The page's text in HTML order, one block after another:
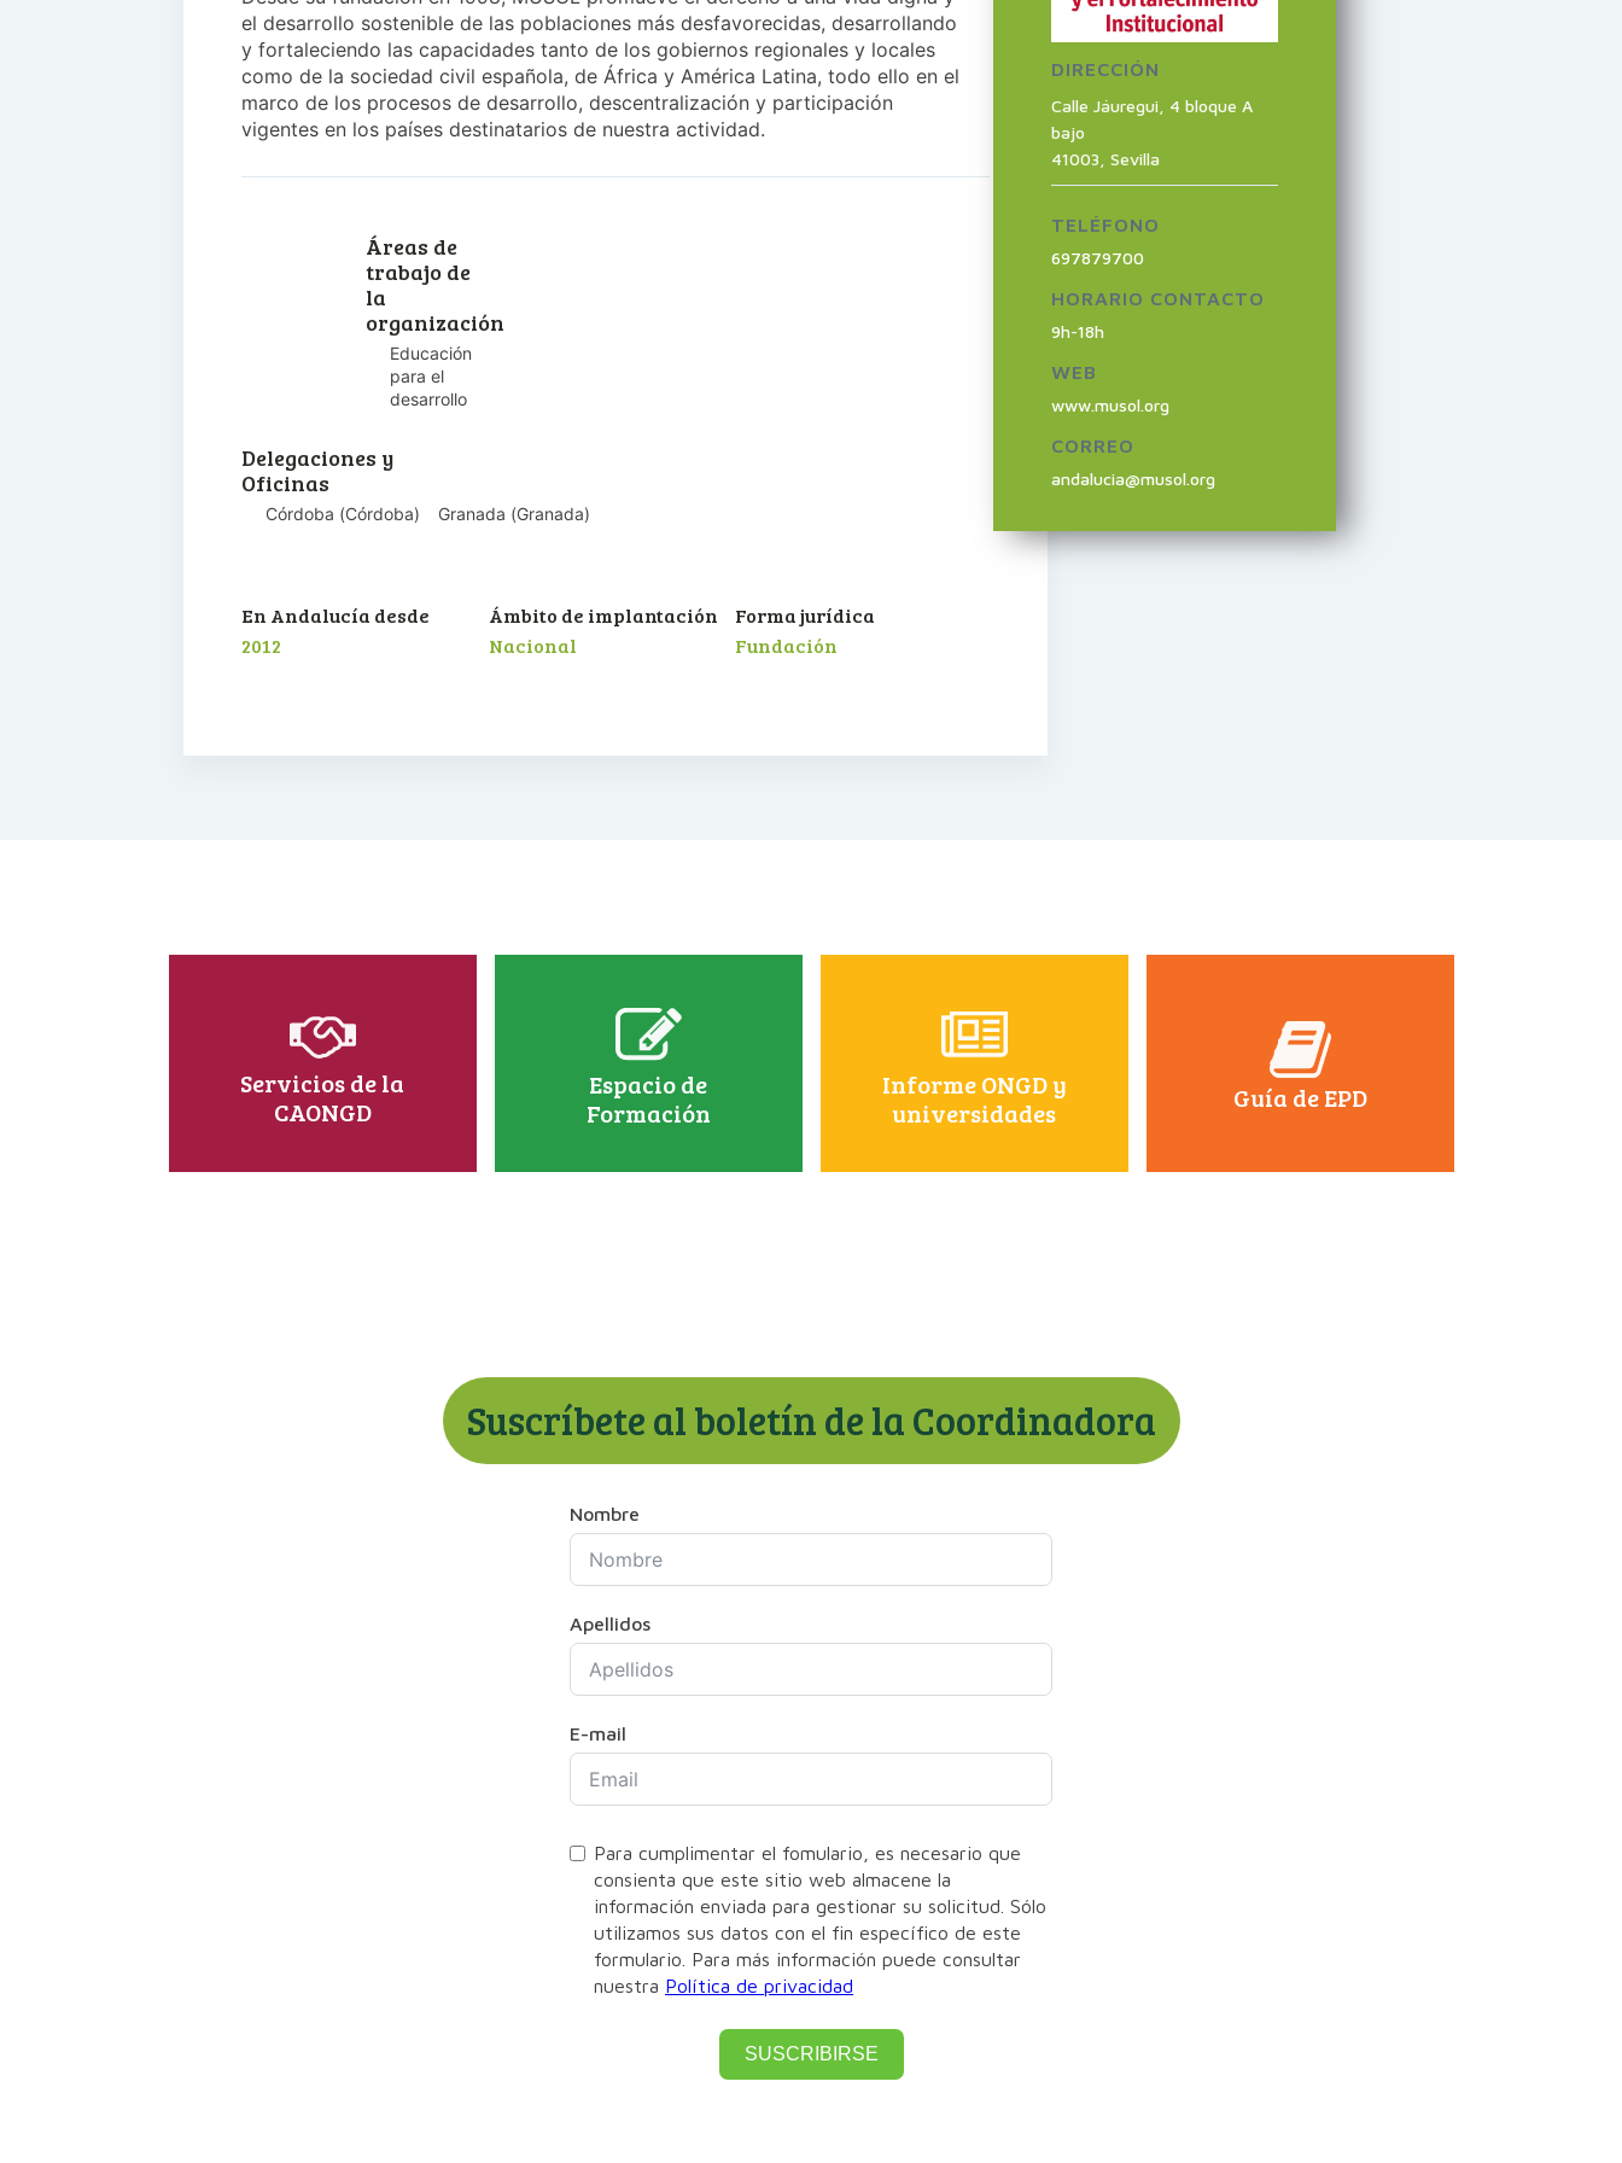
el desarrollo sostenible de las poblaciones más desfavorecidas, desarrollando
y fortaleciendo las capacidades tanto de los gobiernos regionales y locales
como de la sociedad civil española, de África y América Latina, todo ello en el
marco de los procesos de desarrollo, descentralización y participación
vigentes en los países destinatarios de nuestra actividad.
Áreas de
trabajo de
la
organización
Educación
para el
desarrollo
Delegaciones y
Oficinas
Córdoba (Córdoba) Granada (Granada)
En Andalucía desde
2012
Ámbito de implantación
Nacional
Forma jurídica
Fundación
DIRECCIÓN
Calle Jáuregui, 4 bloque A
bajo
41003 Sevilla
TELÉFONO
697879700
HORARIO CONTACTO
9h-18h
WEB
www.musol.org
CORREO
andalucia@musol.org
Servicios de la
CAONGD
Espacio de
Formación
Informe ONGD y
universidades
Guía de EPD
Suscríbete al boletín de la Coordinadora
Nombre
Apellidos
E-mail
Para cumplimentar el fomulario, es necesario que
consienta que este sitio web almacene la
información enviada para gestionar su solicitud. Sólo
utilizamos sus datos con el fin específico de este
formulario. Para más información puede consultar
nuestra Política de privacidad
SUSCRIBIRSE